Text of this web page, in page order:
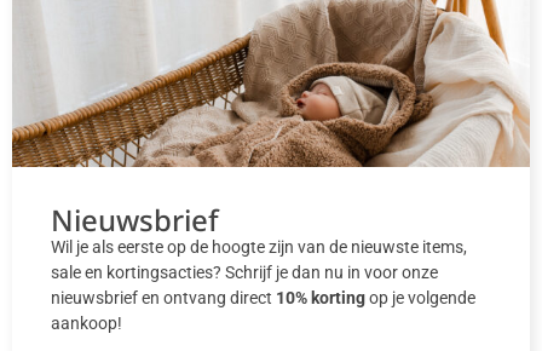
Nieuwsbrief
Wil je als eerste op de hoogte zijn van de nieuwste items,
sale en kortingsacties? Schrijf je dan nu in voor onze
nieuwsbrief en ontvang direct 10% kortingop je volgende
aankoop!